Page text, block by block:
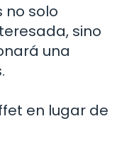
no solo
sino
una
en lugar de